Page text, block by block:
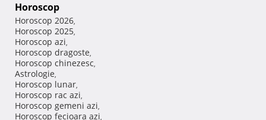
Horoscop
Horoscop 2026,
Horoscop 2025,
Horoscop azi,
Horoscop dragoste,
Horoscop chinezesc,
Astrologie,
Horoscop lunar,
Horoscop rac azi,
Horoscop gemeni azi,
Horoscop fecioara azi,